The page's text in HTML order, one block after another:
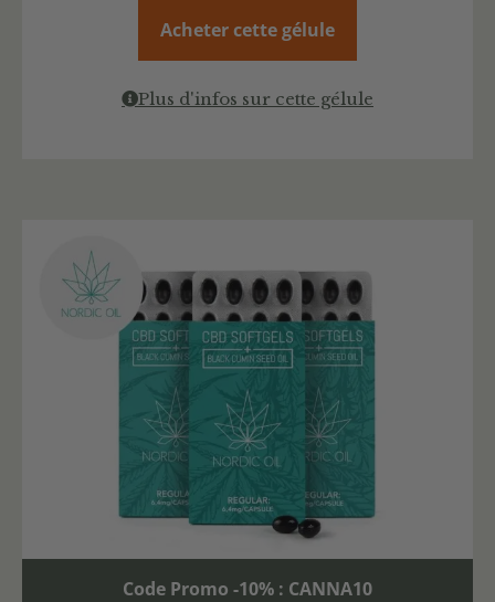
Acheter cette gélule
Plus d'infos sur cette gélule
Code Promo -10% : CANNA10